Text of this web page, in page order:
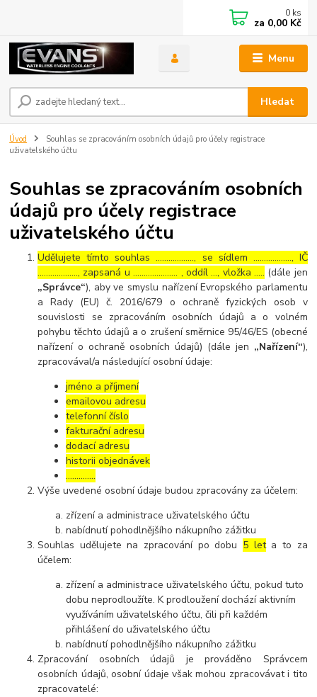
Menu
Hledat
0 ks
za 0,00 Kč
Úvod
Souhlas se zpracováním osobních údajů pro účely registrace
uživatelského účtu
Souhlas se zpracováním osobních
údajů pro účely registrace
uživatelského účtu
Udělujete tímto souhlas ……………..., se sídlem ………………, IČ
………………., zapsaná u ………………… , oddíl …, vložka ….. (dále jen
„Správce“), aby ve smyslu nařízení Evropského parlamentu
a Rady (EU) č. 2016/679 o ochraně fyzických osob v
souvislosti se zpracováním osobních údajů a o volném
pohybu těchto údajů a o zrušení směrnice 95/46/ES (obecné
nařízení o ochraně osobních údajů) (dále jen „Nařízení“),
zpracovával/a následující osobní údaje:
jméno a příjmení
emailovou adresu
telefonní číslo
fakturační adresu
dodací adresu
historii objednávek
…………..
Výše uvedené osobní údaje budou zpracovány za účelem:
zřízení a administrace uživatelského účtu
nabídnutí pohodlnějšího nákupního zážitku
Souhlas udělujete na zpracování po dobu 5 leta to za
účelem:
zřízení a administrace uživatelského účtu, pokud tuto
dobu neprodloužíte. K prodloužení dochází aktivním
využíváním uživatelského účtu, čili při každém
přihlášení do uživatelského účtu
nabídnutí pohodlnějšího nákupního zážitku
Zpracování osobních údajů je prováděno Správcem
osobních údajů, osobní údaje však mohou zpracovávat i tito
zpracovatelé: